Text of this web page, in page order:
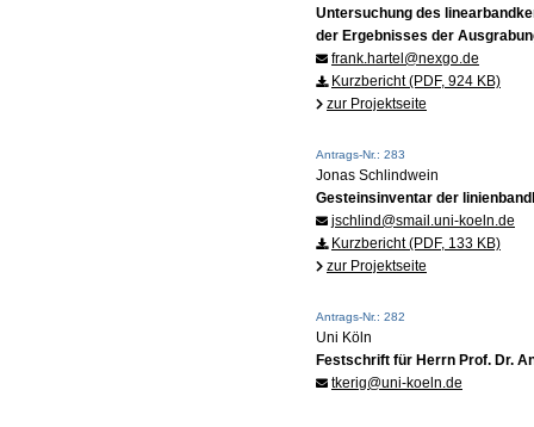
Untersuchung des
der Ergebnisses der
frank.hartel@nexgo.de
Kurzbericht (PDF, 924 KB)
zur Projektseite
Antrags-Nr.: 283
Jonas Schlindwein
Gesteinsinventar der
jschlind@smail.uni-koeln.de
Kurzbericht (PDF, 133 KB)
zur Projektseite
Antrags-Nr.: 282
Uni Köln
Festschrift für Herrn Prof. Dr.
tkerig@uni-koeln.de